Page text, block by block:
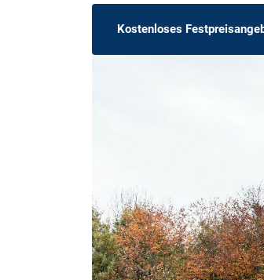
Kostenloses